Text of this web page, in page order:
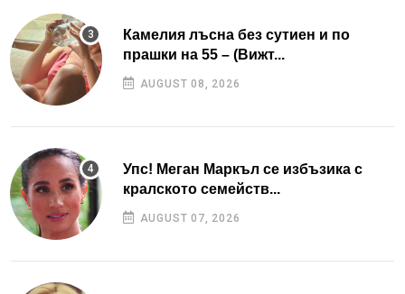
Камелия лъсна без сутиен и по
прашки на 55 – (Вижт...
AUGUST 08, 2026
Упс! Меган Маркъл се избъзика с
кралското семейств...
AUGUST 07, 2026